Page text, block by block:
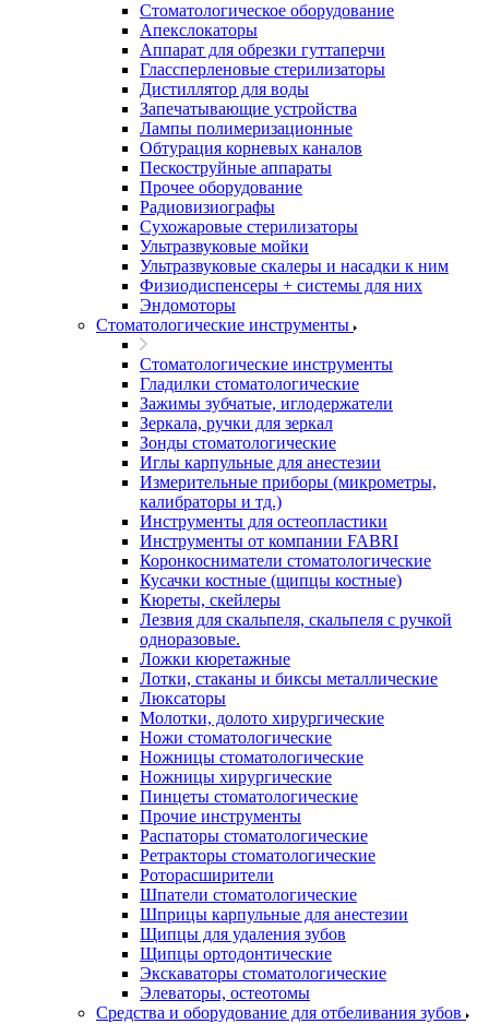
Стоматологическое оборудование
Апекслокаторы
Аппарат для обрезки гуттаперчи
Глассперленовые стерилизаторы
Дистиллятор для воды
Запечатывающие устройства
Лампы полимеризационные
Обтурация корневых каналов
Пескоструйные аппараты
Прочее оборудование
Радиовизиографы
Сухожаровые стерилизаторы
Ультразвуковые мойки
Ультразвуковые скалеры и насадки к ним
Физиодиспенсеры + системы для них
Эндомоторы
Стоматологические инструменты
Стоматологические инструменты
Гладилки стоматологические
Зажимы зубчатые, иглодержатели
Зеркала, ручки для зеркал
Зонды стоматологические
Иглы карпульные для анестезии
Измерительные приборы (микрометры,
калибраторы и тд.)
Инструменты для остеопластики
Инструменты от компании FABRI
Коронкосниматели стоматологические
Кусачки костные (щипцы костные)
Кюреты, скейлеры
Лезвия для скальпеля, скальпеля с ручкой
одноразовые.
Ложки кюретажные
Лотки, стаканы и биксы металлические
Люксаторы
Молотки, долото хирургические
Ножи стоматологические
Ножницы стоматологические
Ножницы хирургические
Пинцеты стоматологические
Прочие инструменты
Распаторы стоматологические
Ретракторы стоматологические
Роторасширители
Шпатели стоматологические
Шприцы карпульные для анестезии
Щипцы для удаления зубов
Щипцы ортодонтические
Экскаваторы стоматологические
Элеваторы, остеотомы
Средства и оборудование для отбеливания зубов